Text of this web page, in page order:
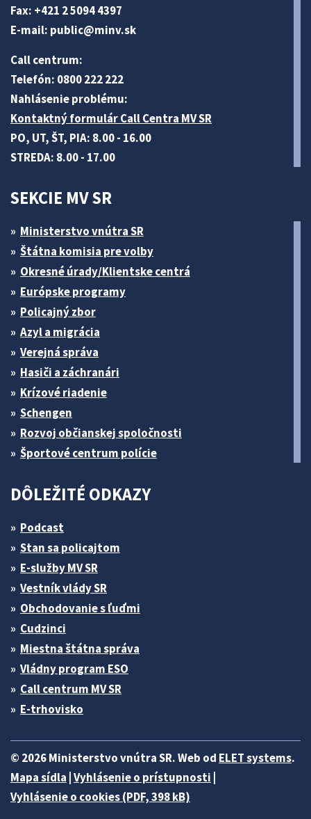
Fax: +421 2 5094 4397
E-mail: public@minv.sk
Call centrum:
Telefón: 0800 222 222
Nahlásenie problému:
Kontaktný formulár Call Centra MV SR
PO, UT, ŠT, PIA: 8.00 - 16.00
STREDA: 8.00 - 17.00
SEKCIE MV SR
Ministerstvo vnútra SR
Štátna komisia pre volby
Okresné úrady/Klientske centrá
Európske programy
Policajný zbor
Azyl a migrácia
Verejná správa
Hasiči a záchranári
Krízové riadenie
Schengen
Rozvoj občianskej spoločnosti
Športové centrum polície
DÔLEŽITÉ ODKAZY
Podcast
Stan sa policajtom
E-služby MV SR
Vestník vlády SR
Obchodovanie s ľuďmi
Cudzinci
Miestna štátna správa
Vládny program ESO
Call centrum MV SR
E-trhovisko
© 2026 Ministerstvo vnútra SR. Web od ELET systems.
Mapa sídla Vyhlásenie o prístupnosti
Vyhlásenie o cookies (PDF, 398 kB)